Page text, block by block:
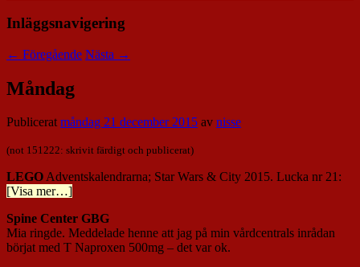
Inläggsnavigering
← Föregående Nästa →
Måndag
Publiceratmåndag 21 december 2015 av nisse
(not 151222: skrivit färdigt och publicerat)
LEGOAdventskalendrarna; Star Wars & City 2015. Lucka nr 21:
[Visa mer…]
Spine Center GBG
Mia ringde. Meddelade henne att jag på min vårdcentrals inrådan
börjat med T Naproxen 500mg – det var ok.